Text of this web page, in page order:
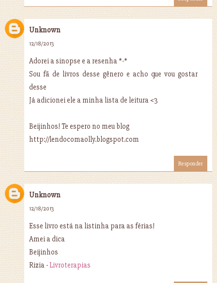
Unknown
12/18/2013
Adorei a sinopse e a resenha *-*
Sou fã de livros desse gênero e acho que vou gostar
desse
Já adicionei ele a minha lista de leitura <3
Beijinhos! Te espero no meu blog
http://lendocomaolly.blogspot.com
Responder
Unknown
12/18/2013
Esse livro está na listinha para as férias!
Amei a dica
Beijinhos
Rizia - Livroterapias